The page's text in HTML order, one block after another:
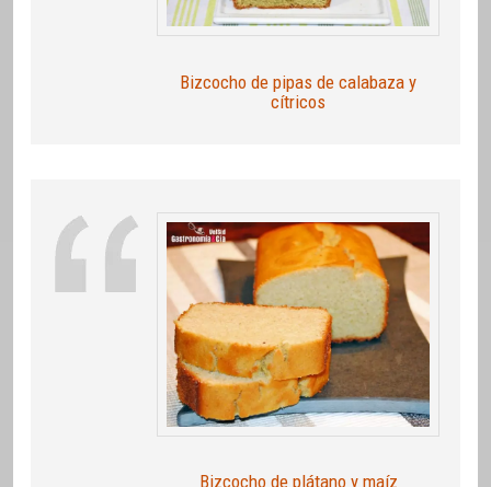
Bizcocho de pipas de calabaza y
cítricos
Bizcocho de plátano y maíz